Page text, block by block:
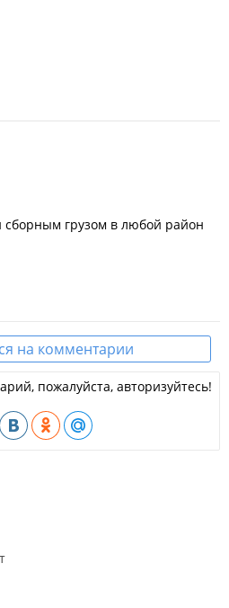
грузом в любой район
на комментарии
пожалуйста, авторизуйтесь!